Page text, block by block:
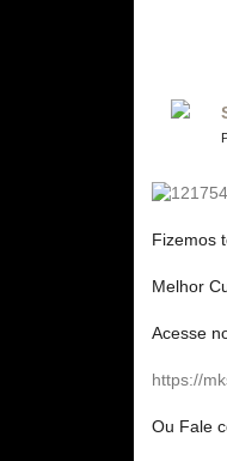
Fizemos
Melhor
Acesse
https://
Ou Fale